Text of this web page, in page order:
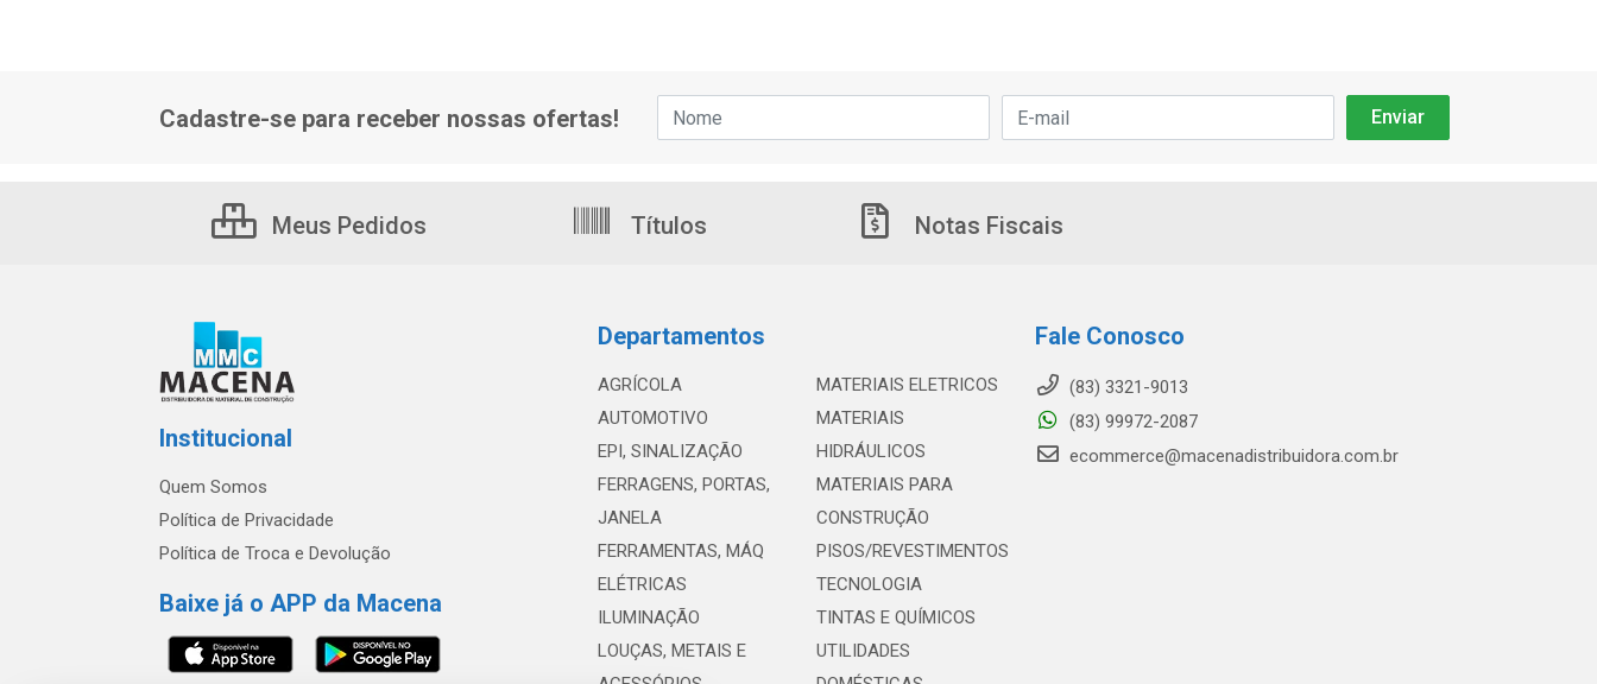
Cadastre-se para receber nossas ofertas!
Meus Pedidos Títulos Notas Fiscais
Institucional
Quem Somos
Política de Privacidade
Política de Troca e Devolução
Baixe já o APP da Macena
Departamentos
AGRÍCOLA
AUTOMOTIVO
EPI, SINALIZAÇÃO
FERRAGENS, PORTAS,
JANELA
FERRAMENTAS, MÁQ
ELÉTRICAS
ILUMINAÇÃO
LOUÇAS, METAIS E
MATERIAIS ELETRICOS
MATERIAIS
HIDRÁULICOS
MATERIAIS PARA
CONSTRUÇÃO
PISOS/REVESTIMENTOS
TECNOLOGIA
TINTAS E QUÍMICOS
UTILIDADES
Fale Conosco
(83) 3321-9013
(83) 99972-2087
ecommerce@macenadistribuidora.com.br